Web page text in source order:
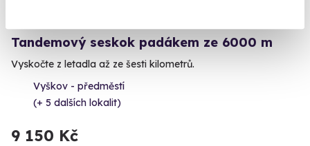
Tandemový seskok padákem ze 6000 m
Vyskočte z letadla až ze šesti kilometrů.
Vyškov - předměstí
(+ 5 dalších lokalit)
9 150 Kč